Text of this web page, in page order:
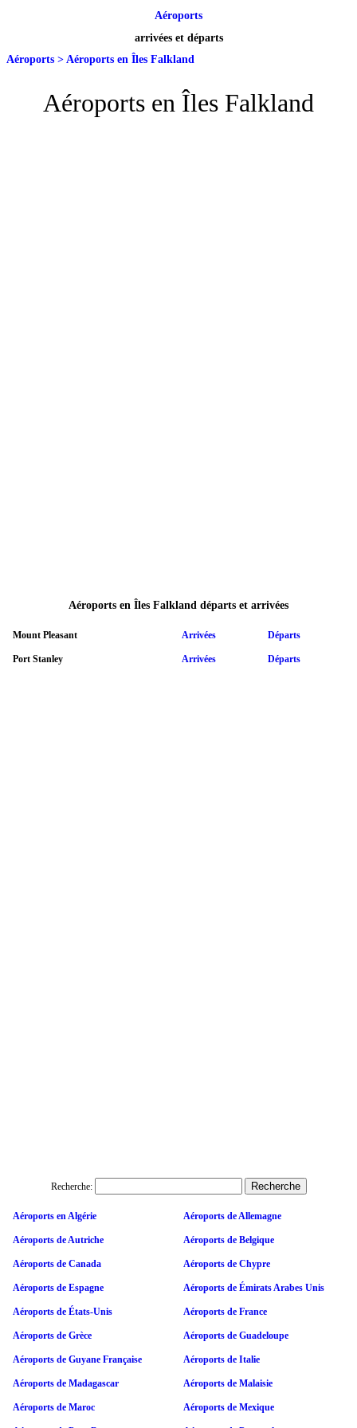
Aéroports
arrivées et départs
Aéroports > Aéroports en Îles Falkland
Aéroports en Îles Falkland
Aéroports en Îles Falkland départs et arrivées
Mount Pleasant Arrivées Départs
Port Stanley Arrivées Départs
Recherche:
Aéroports en Algérie Aéroports de Allemagne
Aéroports de Autriche Aéroports de Belgique
Aéroports de Canada Aéroports de Chypre
Aéroports de Espagne Aéroports de Émirats Arabes Unis
Aéroports de États-Unis Aéroports de France
Aéroports de Grèce Aéroports de Guadeloupe
Aéroports de Guyane Française Aéroports de Italie
Aéroports de Madagascar Aéroports de Malaisie
Aéroports de Maroc Aéroports de Mexique